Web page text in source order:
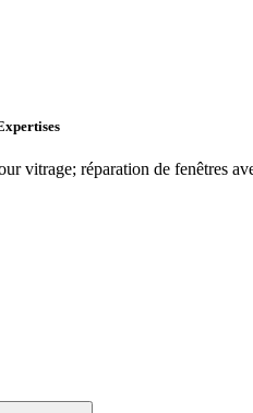
vitrage; réparation de fenêtres